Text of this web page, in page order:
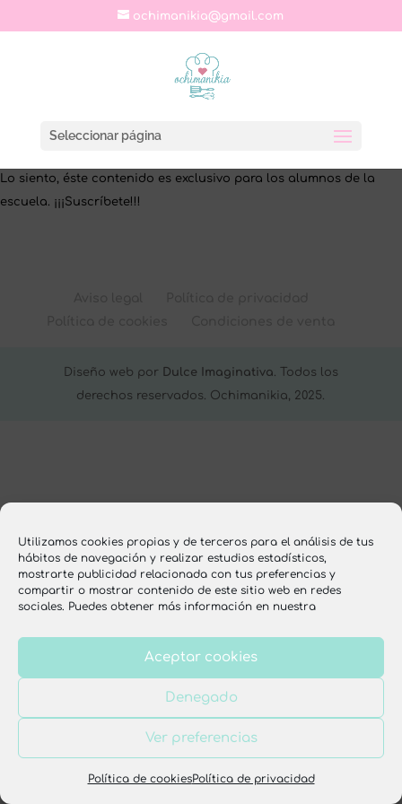
Utilizamos cookies propias y de terceros para el análisis de tus
hábitos de navegación y realizar estudios estadísticos,
mostrarte publicidad relacionada con tus preferencias y
compartir o mostrar contenido de este sitio web en redes
sociales. Puedes obtener más información en nuestra
Aceptar cookies
Denegado
Ver preferencias
Política de cookiesPolítica de privacidad
ochimanikia@gmail.com
Seleccionar página
Lo siento, éste contenido es exclusivo para los alumnos de la
escuela. ¡¡¡Suscríbete!!!
Diseño web por Dulce Imaginativa. Todos los
derechos reservados. Ochimanikia, 2025.